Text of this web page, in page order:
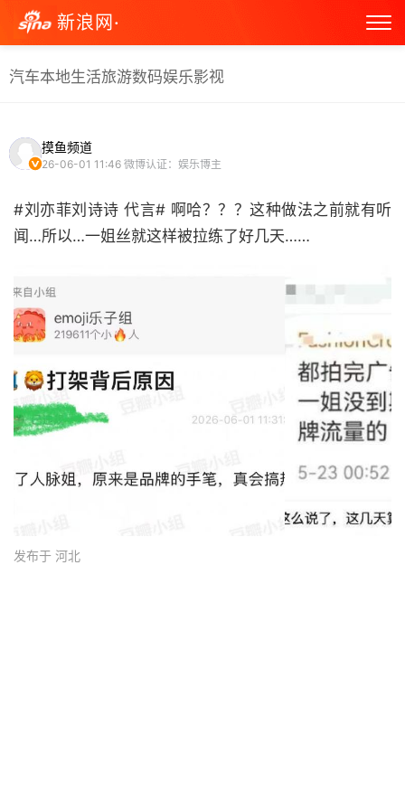
新浪网·
汽车本地生活旅游数码娱乐影视
摸鱼频道
26-06-01 11:46 微博认证：娱乐博主
#刘亦菲刘诗诗 代言# 啊哈？？？这种做法之前就有听
闻…所以…一姐丝就这样被拉练了好几天…… ​
发布于 河北